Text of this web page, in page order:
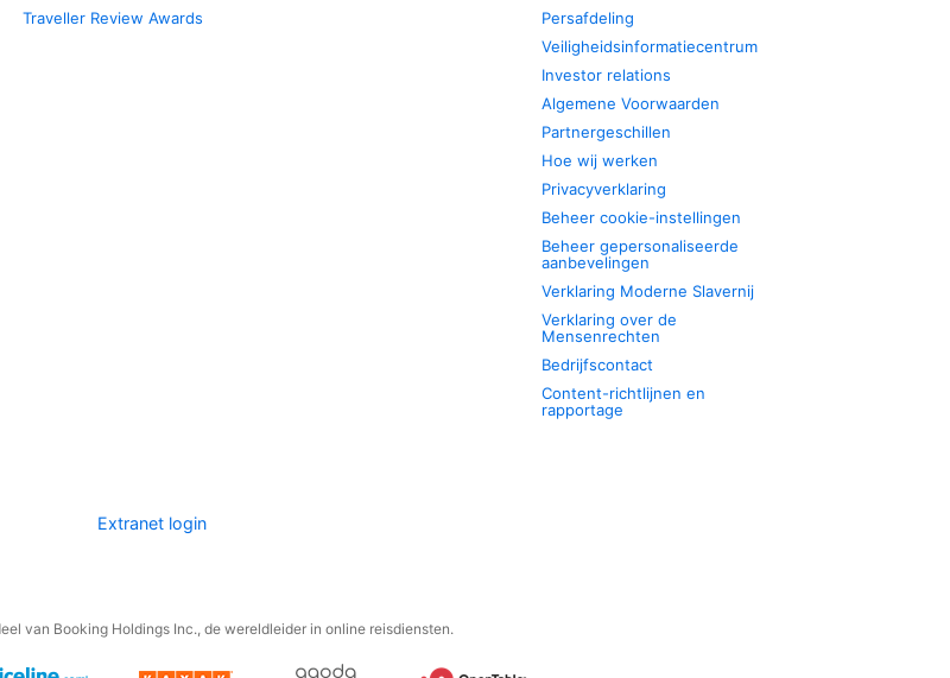
Traveller Review Awards
Persafdeling
Veiligheidsinformatiecentrum
Investor relations
Algemene Voorwaarden
Partnergeschillen
Hoe wij werken
Privacyverklaring
Beheer cookie-instellingen
Beheer gepersonaliseerde
aanbevelingen
Verklaring Moderne Slavernij
Verklaring over de
Mensenrechten
Bedrijfscontact
Content-richtlijnen en
rapportage
Extranet login
van Booking Holdings Inc., de wereldleider in online reisdiensten.